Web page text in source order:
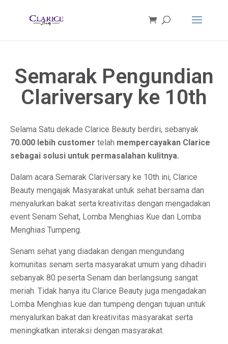
Semarak Pengundian
Clariversary ke 10th
Selama Satu dekade Clarice Beauty berdiri, sebanyak
70.000 lebih customer telah mempercayakan Clarice
sebagai solusi untuk permasalahan kulitnya.
Dalam acara Semarak Clariversary ke 10th ini, Clarice
Beauty mengajak Masyarakat untuk sehat bersama dan
menyalurkan bakat serta kreativitas dengan mengadakan
event Senam Sehat, Lomba Menghias Kue dan Lomba
Menghias Tumpeng.
Senam sehat yang diadakan dengan mengundang
komunitas senam serta masyarakat umum yang dihadiri
sebanyak 80 peserta Senam dan berlangsung sangat
meriah. Tidak hanya itu Clarice Beauty juga mengadakan
Lomba Menghias kue dan tumpeng dengan tujuan untuk
menyalurkan bakat dan kreativitas masyarakat serta
meningkatkan interaksi dengan masyarakat.